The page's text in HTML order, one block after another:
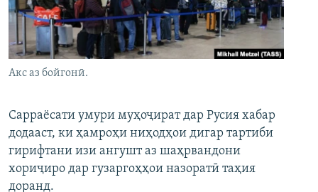
ГУЗОРИШҲОИ РАДИОӢ
Русский
Ҳамаи сомонаҳои RFE/RL
Акс аз бойгонӣ.
Сарраёсати умури муҳоҷират дар Русия хабар
додааст, ки ҳамроҳи ниҳодҳои дигар тартиби
гирифтани изи ангушт аз шаҳрвандони
хориҷиро дар гузаргоҳҳои назоратӣ таҳия
доранд.